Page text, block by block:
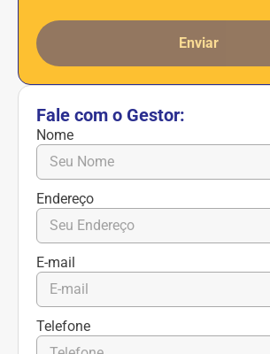
Enviar
Fale com o Gestor:
Nome
Endereço
E-mail
Telefone